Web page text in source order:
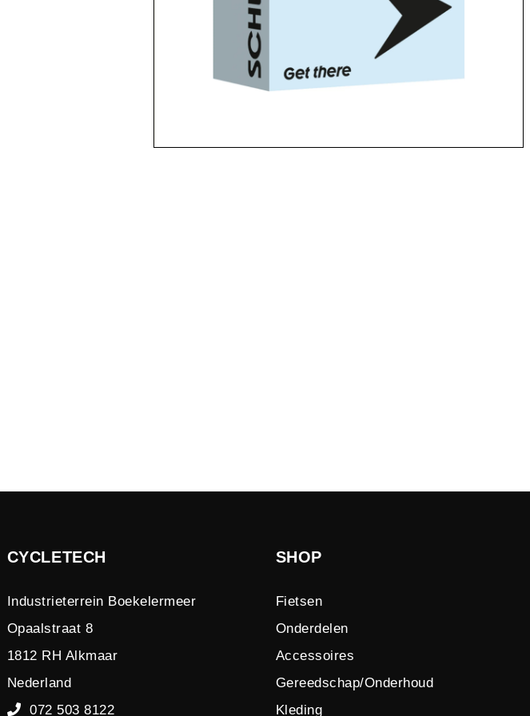
CYCLETECH
Industrieterrein Boekelermeer
Opaalstraat 8
1812 RH Alkmaar
Nederland
072 503 8122
SHOP
Fietsen
Onderdelen
Accessoires
Gereedschap/Onderhoud
Kleding